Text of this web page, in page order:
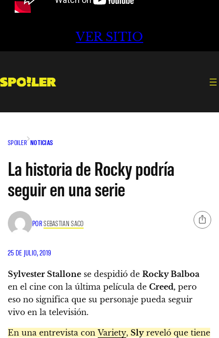
VER SITIO
SPOILER NOTICIAS
La historia de Rocky podría
seguir en una serie
PORSEBASTIAN SACO
25 DE JULIO, 2019
Sylvester Stallone se despidió de Rocky Balboa
en el cine con la última película de Creed, pero
eso no significa que su personaje pueda seguir
vivo en la televisión.
En una entrevista conVariety, Slyreveló que tiene